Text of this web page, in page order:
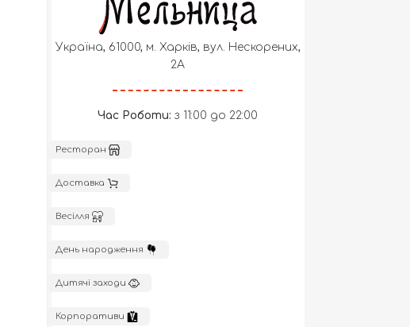
Україна, 61000, м. Харків, вул. Нескорених,
2А
Час Роботи:з 11:00 до 22:00
Ресторан
Доставка
Весілля
День народження
Дитячі заходи
Корпоративи